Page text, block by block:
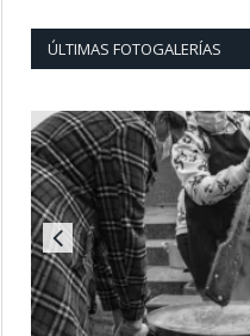
ÚLTIMAS FOTOGALERÍAS